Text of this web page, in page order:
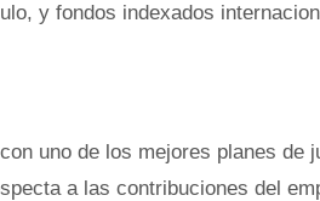
y fondos indexados
uno de los mejores planes de
a las contribuciones del